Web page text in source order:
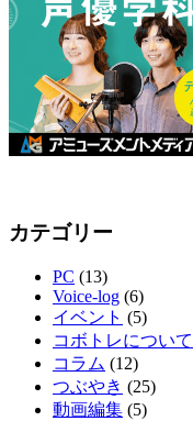
カテゴリー
PC (13)
Voice-log (6)
イベント (5)
コボトレについて
コラム (12)
つぶやき (25)
動画編集 (5)